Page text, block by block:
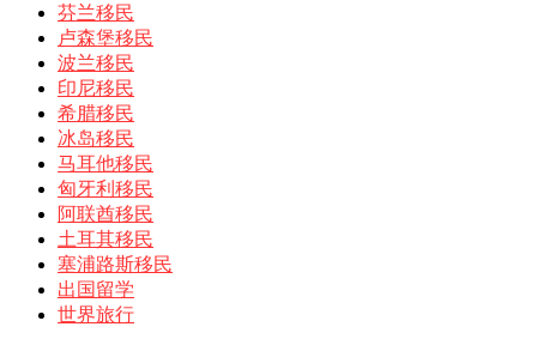
芬兰移民
卢森堡移民
波兰移民
印尼移民
希腊移民
冰岛移民
马耳他移民
匈牙利移民
阿联酋移民
土耳其移民
塞浦路斯移民
出国留学
世界旅行